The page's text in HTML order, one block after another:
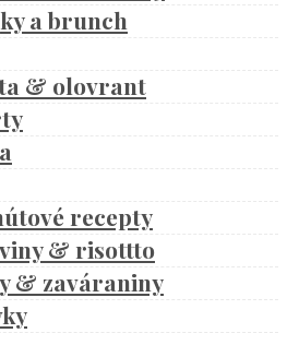
a brunch
& olovrant
recepty
& risottto
& zaváraniny